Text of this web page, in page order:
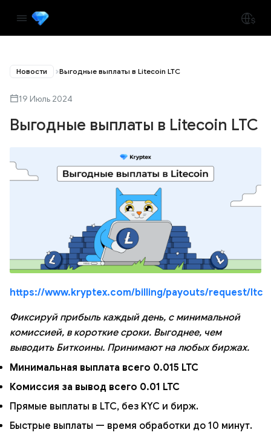
Новости Выгодные выплаты в Litecoin LTC
19 Июль 2024
Выгодные выплаты в Litecoin LTC
https://www.kryptex.com/billing/payouts/request/ltc
Фиксируй прибыль каждый день, с минимальной
комиссией, в короткие сроки. Выгоднее, чем
выводить Биткоины. Принимают на любых биржах.
Минимальная выплата всего 0.015 LTC
Комиссия за вывод всего 0.01 LTC
Прямые выплаты в LTC, без KYC и бирж.
Быстрые выплаты — время обработки до 10 минут.